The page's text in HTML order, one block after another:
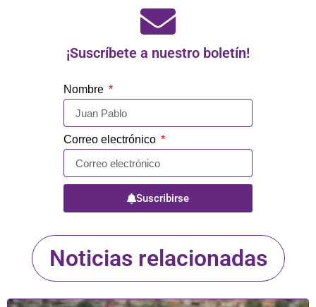
¡Suscríbete a nuestro boletín!
Nombre
Correo electrónico
Suscribirse
Noticias relacionadas